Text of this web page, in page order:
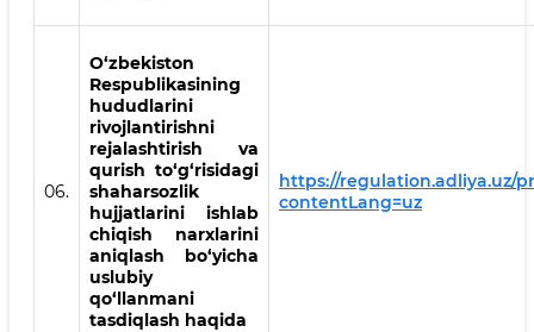
06.
O‘zbekiston
Respublikasining
hududlarini
rivojlantirishni
rejalashtirish va
qurish to‘g‘risidagi
shaharsozlik
hujjatlarini ishlab
chiqish narxlarini
aniqlash bo‘yicha
uslubiy
qo‘llanmani
tasdiqlash haqida
https://regulation.adliya.uz/
contentLang=uz